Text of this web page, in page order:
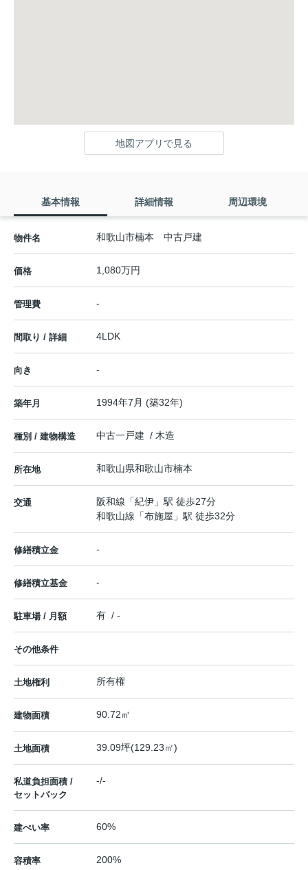
地図アプリで見る
基本情報 詳細情報 周辺環境
物件名 和歌山市楠本 中古戸建
価格 1,080万円
管理費 -
間取り / 詳細 4LDK
向き -
築年月 1994年7月 (築32年)
種別 / 建物構造 中古一戸建 / 木造
所在地 和歌山県和歌山市楠本
交通 阪和線 「紀伊 」駅 徒歩27分
和歌山線 「布施屋 」駅 徒歩32分
修繕積立金 -
修繕積立基金 -
駐車場 / 月額 有 / -
その他条件
土地権利 所有権
建物面積 90.72㎡
土地面積 39.09坪(129.23㎡)
私道負担面積 /
セットバック
-/-
建ぺい率 60%
容積率 200%